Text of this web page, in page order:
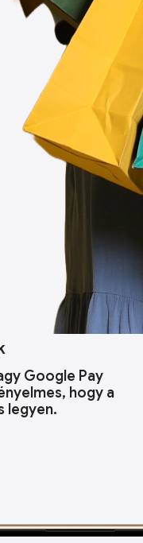
Google Pay
hogy a
legyen.